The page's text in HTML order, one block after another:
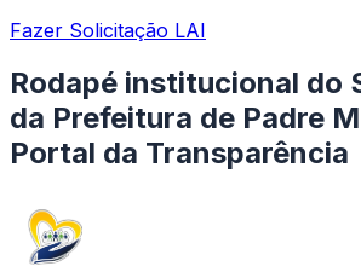
Fazer Solicitação LAI
Rodapé institucional do
da Prefeitura de Padre
Portal da Transparência